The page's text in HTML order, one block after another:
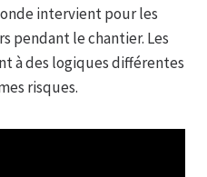
intervient pour les
pendant le chantier. Les
à des logiques différentes
risques.